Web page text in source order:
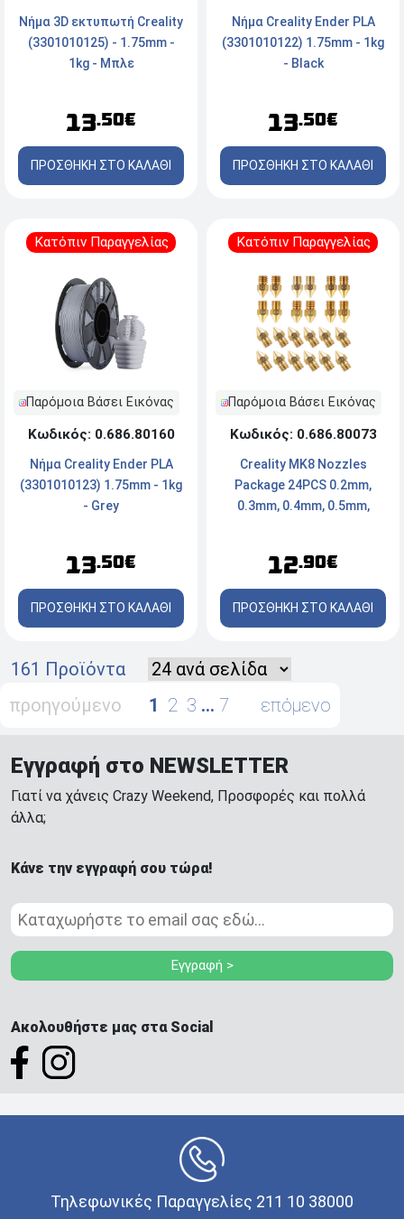
Νήμα 3D εκτυπωτή Creality
(3301010125) - 1.75mm -
1kg - Μπλε
13.50€
ΠΡΟΣΘΗΚΗ ΣΤΟ ΚΑΛΑΘΙ
Νήμα Creality Ender PLA
(3301010122) 1.75mm - 1kg
- Black
13.50€
ΠΡΟΣΘΗΚΗ ΣΤΟ ΚΑΛΑΘΙ
Κατόπιν Παραγγελίας
Παρόμοια Βάσει Εικόνας
Κωδικός: 0.686.80160
Νήμα Creality Ender PLA
(3301010123) 1.75mm - 1kg
- Grey
13.50€
ΠΡΟΣΘΗΚΗ ΣΤΟ ΚΑΛΑΘΙ
Κατόπιν Παραγγελίας
Παρόμοια Βάσει Εικόνας
Κωδικός: 0.686.80073
Creality MK8 Nozzles
Package 24PCS 0.2mm,
0.3mm, 0.4mm, 0.5mm,
12.90€
ΠΡΟΣΘΗΚΗ ΣΤΟ ΚΑΛΑΘΙ
161 Προϊόντα
προηγούμενο
1 2 3 … 7 επόμενο
Εγγραφή στο NEWSLETTER
Γιατί να χάνεις Crazy Weekend, Προσφορές και πολλά
άλλα;
Κάνε την εγγραφή σου τώρα!
Εγγραφή >
Ακολουθήστε μας στα Social
Τηλεφωνικές Παραγγελίες 211 10 38000